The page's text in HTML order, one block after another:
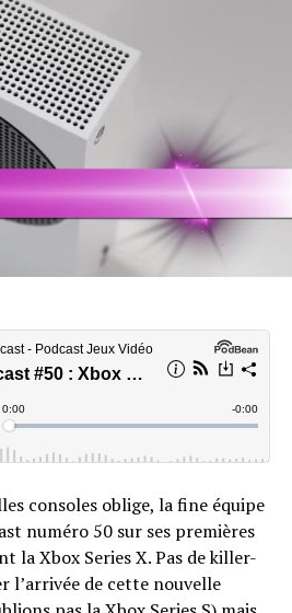
consoles oblige, la fine équipe
numéro 50 sur ses premières
la Xbox Series X. Pas de killer-
l’arrivée de cette nouvelle